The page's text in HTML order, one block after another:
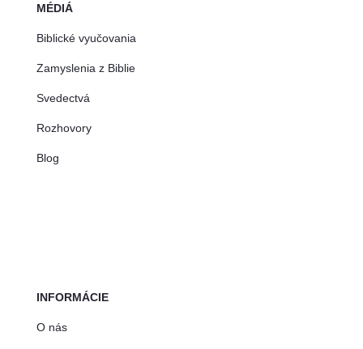
MÉDIÁ
Biblické vyučovania
Zamyslenia z Biblie
Svedectvá
Rozhovory
Blog
INFORMÁCIE
O nás